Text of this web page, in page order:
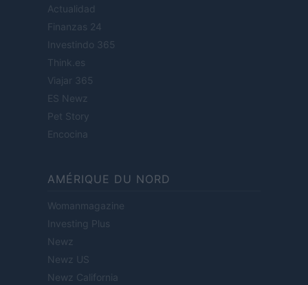
Actualidad
Finanzas 24
Investindo 365
Think.es
Viajar 365
ES Newz
Pet Story
Encocina
AMÉRIQUE DU NORD
Womanmagazine
Investing Plus
Newz
Newz US
Newz California